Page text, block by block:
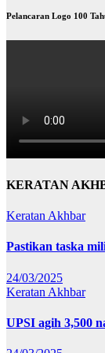
Pelancaran Logo 100
KERATAN
Keratan Akhbar
Pastikan taska
24/03/2025
Keratan Akhbar
UPSI agih 3,500